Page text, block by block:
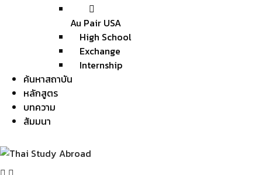
Au Pair USA
High School
Exchange
Internship
ค้นหาสถาบัน
หลักสูตร
บทความ
สัมมนา